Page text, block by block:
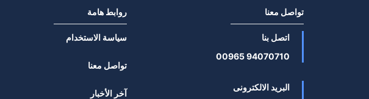
تواصل معنا
اتصل بنا
94070710 00965
البريد الالكترونى
روابط هامة
سياسة الاستخدام
تواصل معنا
آخر الأخبار